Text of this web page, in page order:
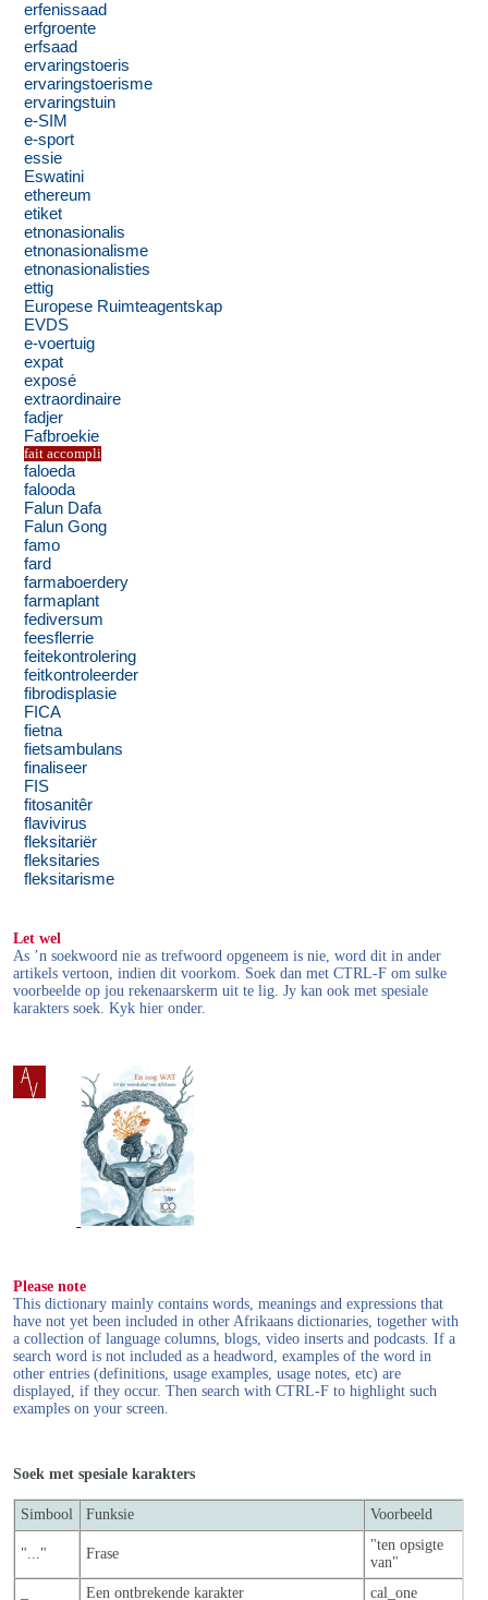
erfenissaad
erfgroente
erfsaad
ervaringstoeris
ervaringstoerisme
ervaringstuin
e-SIM
e-sport
essie
Eswatini
ethereum
etiket
etnonasionalis
etnonasionalisme
etnonasionalisties
ettig
Europese Ruimteagentskap
EVDS
e-voertuig
expat
exposé
extraordinaire
fadjer
Fafbroekie
fait accompli
faloeda
falooda
Falun Dafa
Falun Gong
famo
fard
farmaboerdery
farmaplant
fediversum
feesflerrie
feitekontrolering
feitkontroleerder
fibrodisplasie
FICA
fietna
fietsambulans
finaliseer
FIS
fitosanitêr
flavivirus
fleksitariër
fleksitaries
fleksitarisme
Let wel
As ’n soekwoord nie as trefwoord opgeneem is nie, word dit in ander
artikels vertoon, indien dit voorkom. Soek dan met CTRL-F om sulke
voorbeelde op jou rekenaarskerm uit te lig. Jy kan ook met spesiale
karakters soek. Kyk hier onder.
Please note
This dictionary mainly contains words, meanings and expressions that
have not yet been included in other Afrikaans dictionaries, together with
a collection of language columns, blogs, video inserts and podcasts. If a
search word is not included as a headword, examples of the word in
other entries (definitions, usage examples, usage notes, etc) are
displayed, if they occur. Then search with CTRL-F to highlight such
examples on your screen.
Soek met spesiale karakters
Simbool Funksie Voorbeeld
"..." Frase
"ten opsigte
van"
Een ontbrekende karakter cal_one